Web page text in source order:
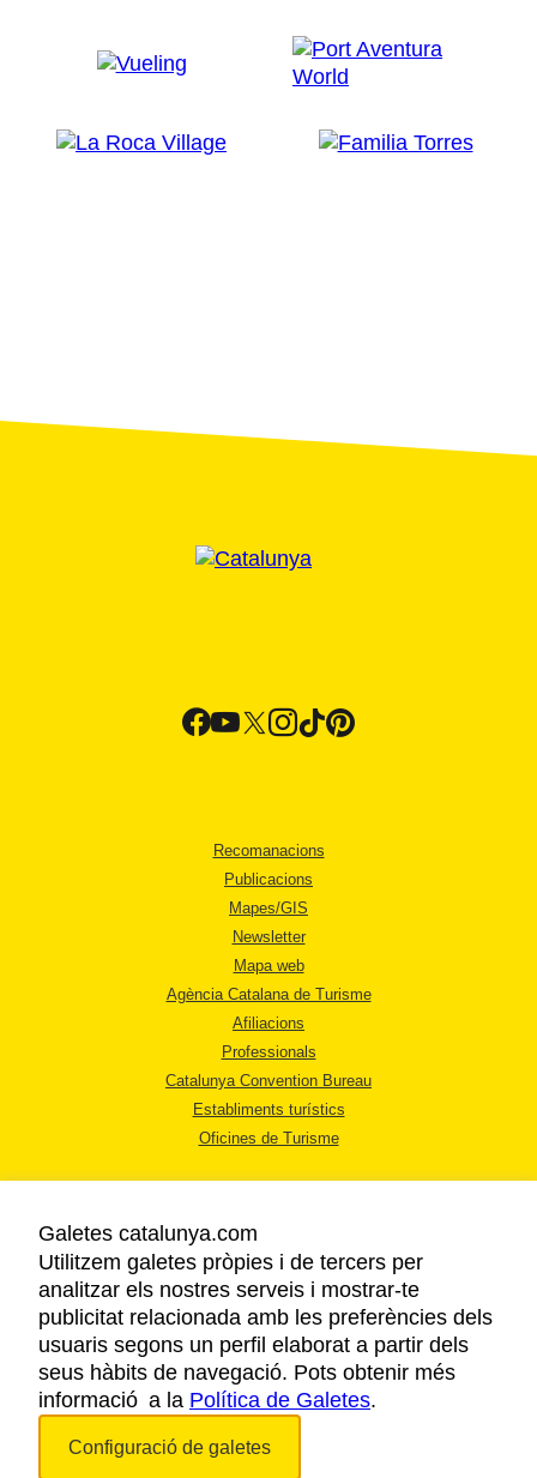
Recomanacions
Publicacions
Mapes/GIS
Newsletter
Mapa web
Agència Catalana de Turisme
Afiliacions
Professionals
Catalunya Convention Bureau
Establiments turístics
Oficines de Turisme
AVÍS LEGAL
POLÍTICA DE PRIVACITAT
COOKIES
ACCESSIBILITAT
Galetes catalunya.com
Utilitzem galetes pròpies i de tercers per
analitzar els nostres serveis i mostrar-te
publicitat relacionada amb les preferències dels
usuaris segons un perfil elaborat a partir dels
seus hàbits de navegació. Pots obtenir més
informació a la Política de Galetes.
Configuració de galetes